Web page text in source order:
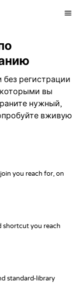
без регистрации
вы
нужный,
вживую
you reach for, on
shortcut you reach
standard-library